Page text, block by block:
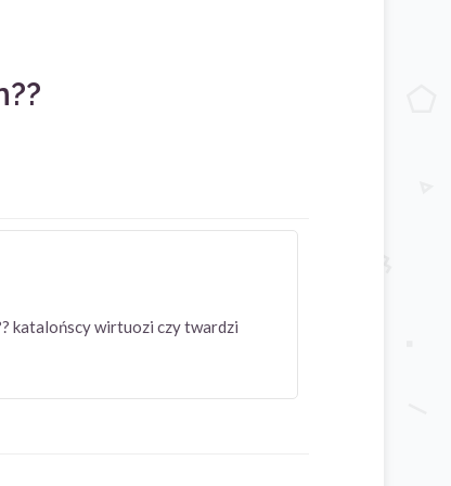
katalońscy wirtuozi czy twardzi